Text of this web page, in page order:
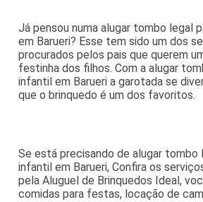
Já pensou numa alugar tombo legal
em Barueri? Esse tem sido um dos
procurados pelos pais que querem
festinha dos filhos. Com a alugar
infantil em Barueri a garotada se
que o brinquedo é um dos favoritos.
Se está precisando de alugar
infantil em Barueri, Confira os
pela Aluguel de Brinquedos Ideal,
comidas para festas, locação de